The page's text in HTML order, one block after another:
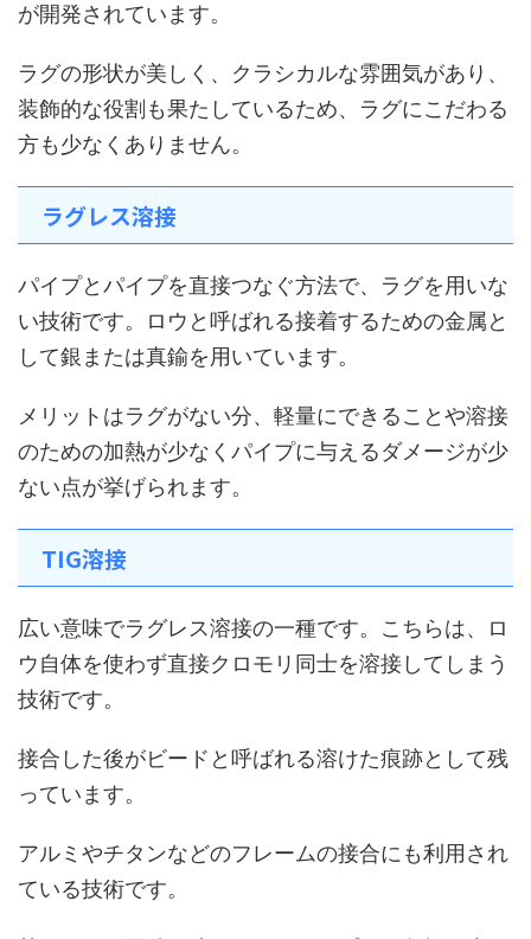
が開発されています。
ラグの形状が美しく、クラシカルな雰囲気があり、
装飾的な役割も果たしているため、ラグにこだわる
方も少なくありません。
ラグレス溶接
パイプとパイプを直接つなぐ方法で、ラグを用いな
い技術です。ロウと呼ばれる接着するための金属と
して銀または真鍮を用いています。
メリットはラグがない分、軽量にできることや溶接
のための加熱が少なくパイプに与えるダメージが少
ない点が挙げられます。
TIG溶接
広い意味でラグレス溶接の一種です。こちらは、ロ
ウ自体を使わず直接クロモリ同士を溶接してしまう
技術です。
接合した後がビードと呼ばれる溶けた痕跡として残
っています。
アルミやチタンなどのフレームの接合にも利用され
ている技術です。